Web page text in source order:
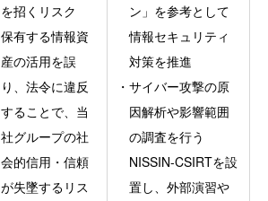
を招くリスク
保有する情報資
産の活用を誤
り、法令に違反
することで、当
社グループの社
会的信用・信頼
が失墜するリス
ン」を参考として
情報セキュリティ
対策を推進
・ サイバー攻撃の原
因解析や影響範囲
の調査を行う
NISSIN-CSIRTを設
置し、外部演習や